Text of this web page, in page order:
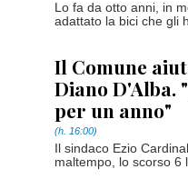
Lo fa da otto anni, in
adattato la bici che gli
Il Comune
Diano D'Alba.
per un anno"
(h. 16:00)
Il sindaco Ezio
maltempo, lo scorso 6